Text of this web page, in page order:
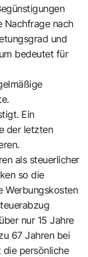
Nachfrage nach
und
bedeutet für
Ein
der letzten
als steuerlicher
so die
Werbungskosten
nur 15 Jahre
67 Jahren bei
persönliche